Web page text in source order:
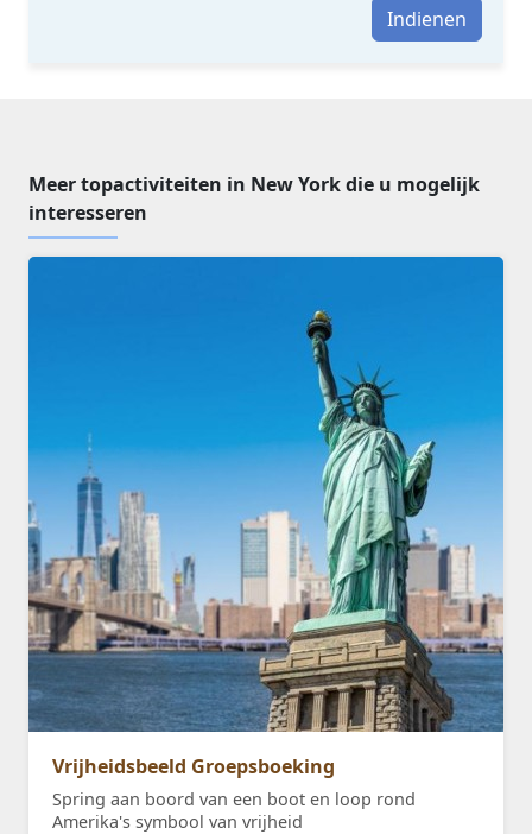
Indienen
Meer topactiviteiten in New York die u mogelijk
interesseren
Vrijheidsbeeld Groepsboeking
Spring aan boord van een boot en loop rond
Amerika's symbool van vrijheid